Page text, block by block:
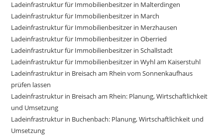
Ladeinfrastruktur für Immobilienbesitzer in Malterdingen
Ladeinfrastruktur für Immobilienbesitzer in March
Ladeinfrastruktur für Immobilienbesitzer in Merzhausen
Ladeinfrastruktur für Immobilienbesitzer in Oberried
Ladeinfrastruktur für Immobilienbesitzer in Schallstadt
Ladeinfrastruktur für Immobilienbesitzer in Wyhl am Kaiserstuhl
Ladeinfrastruktur in Breisach am Rhein vom Sonnenkaufhaus
prüfen lassen
Ladeinfrastruktur in Breisach am Rhein: Planung, Wirtschaftlichkeit
und Umsetzung
Ladeinfrastruktur in Buchenbach: Planung, Wirtschaftlichkeit und
Umsetzung